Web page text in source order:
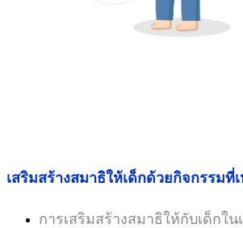
เสริมสร้างสมาธิให้เด็กด้วยกิจกรรมที่
การเสริมสร้างสมาธิให้กับเด็กใ